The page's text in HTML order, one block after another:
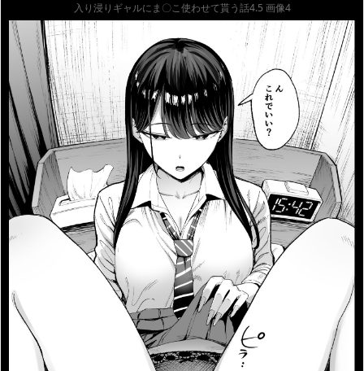
入り浸りギャルにま〇こ使わせて貰う話4.5 画像4